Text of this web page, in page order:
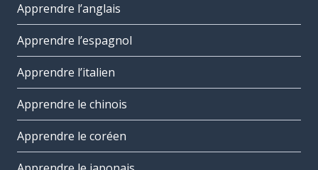
Apprendre l’anglais
Apprendre l’espagnol
Apprendre l’italien
Apprendre le chinois
Apprendre le coréen